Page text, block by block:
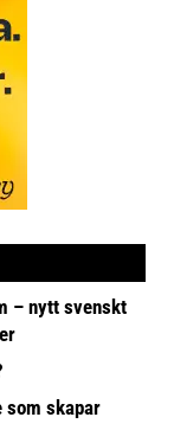
– nytt svenskt
som skapar